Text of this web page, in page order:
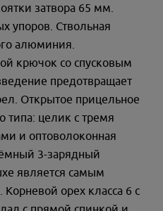
затвора 65 мм.
упоров. Ствольная
алюминия.
крючок со спусковым
предотвращает
Открытое прицельное
типа: целик с тремя
и оптоволоконная
3-зарядный
является самым
орех класса 6 с